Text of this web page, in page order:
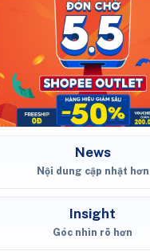
News
Nội dung cập nhật hơn
Insight
Góc nhìn rõ hơn